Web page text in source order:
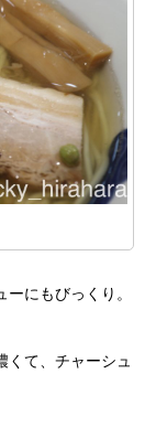
にもびっくり。
くて、チャーシュ